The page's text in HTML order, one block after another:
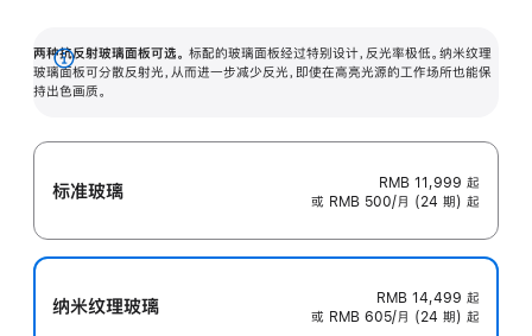
两种抗反射玻璃面板可选。 标配的玻璃面板经过特别设计，反光率极低。纳米纹理
玻璃面板可分散反射光，从而进一步减少反光，即使在高亮光源的工作场所也能保
持出色画质。
展
开
标准玻璃 RMB 11,999 起
或 RMB 500/月 (24 期) 起
纳米纹理玻璃 RMB 14,499 起
或 RMB 605/月 (24 期) 起